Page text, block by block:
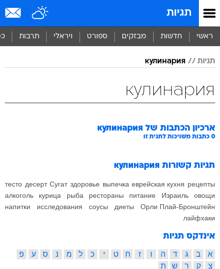
תגיות
ראשי חדשות מבזקים ספורט ויראלי תרבות
תגיות кулинария
кулинария
ארכיון הכתבות של кулинария
0 כתבות משויכות לתגית זו
תגיות קשורות кулинария
рецепты
еврейская кухня
выпечка
здоровье
Сугат
десерт
тесто
овощи
Израиль
питание
рестораны
рыба
курица
алкоголь
Орли Плай-Бронштейн
диеты
соусы
исследования
напитки
лайфхаки
אינדקס תגיות
א ב ג ד ה ו ז ח ט י כ ל מ נ ס ע
פ
צ
ק ר ש ת